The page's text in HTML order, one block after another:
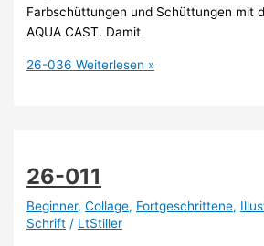
Farbschüttungen und Schüttungen mit
AQUA CAST. Damit
26-036 Weiterlesen »
26-011
Beginner,Collage, Fortgeschrittene,
Schrift / LtStiller